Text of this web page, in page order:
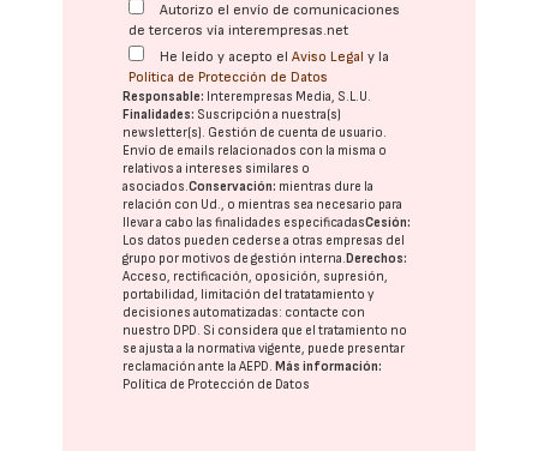
Autorizo el envío de comunicaciones
de terceros vía interempresas.net
He leído y acepto elAviso Legal y la
Política de Protección de Datos
Responsable: Interempresas Media, S.L.U.
Finalidades: Suscripción a nuestra(s)
newsletter(s). Gestión de cuenta de usuario.
Envío de emails relacionados con la misma o
relativos a intereses similares o
asociados.Conservación: mientras dure la
relación con Ud., o mientras sea necesario para
llevar a cabo las finalidades especificadasCesión:
Los datos pueden cederse a otras empresas del
grupo por motivos de gestión interna. Derechos:
Acceso, rectificación, oposición, supresión,
portabilidad, limitación del tratatamiento y
decisiones automatizadas: contacte con
nuestro DPD. Si considera que el tratamiento no
se ajusta a la normativa vigente, puede presentar
reclamación ante laAEPD. Más información:
Política de Protección de Datos